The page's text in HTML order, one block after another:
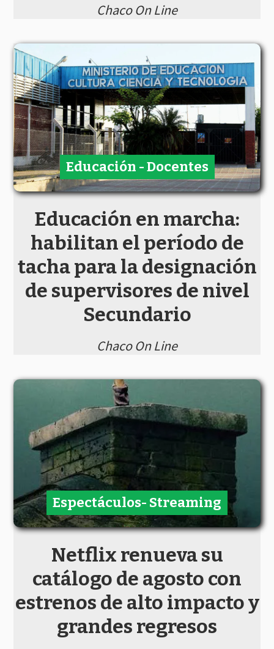
Chaco On Line
Educación en marcha:
habilitan el período de
tacha para la designación
de supervisores de nivel
Secundario
Chaco On Line
Educación - Docentes
Netflix renueva su
catálogo de agosto con
estrenos de alto impacto y
grandes regresos
Espectáculos- Streaming